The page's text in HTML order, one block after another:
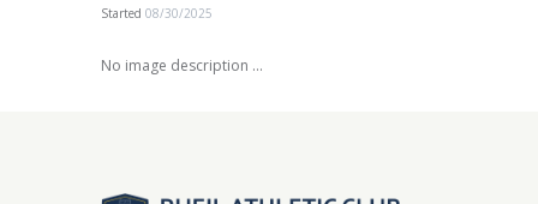
Started 08/30/2025
No image description ...